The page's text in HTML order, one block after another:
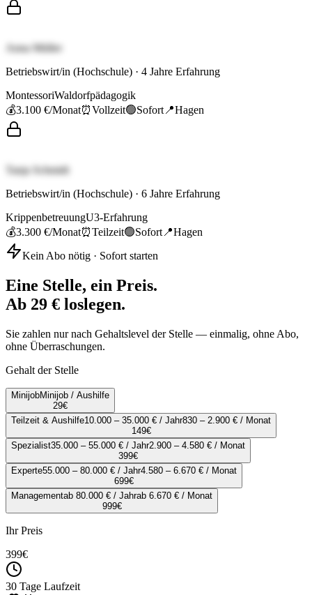
Anna Müller
Betriebswirt/in (Hochschule) · 4 Jahre Erfahrung
MontessoriWaldorfpädagogik
💰3.100 €/Monat⏰Vollzeit🟢Sofort 📍Hagen
Tanja Schmidt
Betriebswirt/in (Hochschule) · 6 Jahre Erfahrung
KrippenbetreuungU3-Erfahrung
💰3.300 €/Monat⏰Teilzeit🟢Sofort 📍Hagen
Kein Abo nötig · Sofort starten
Eine Stelle, ein Preis.
Ab 29 € loslegen.
Sie zahlen nur nach Gehaltslevel der Stelle — einmalig, ohne Abo,
ohne Überraschungen.
Gehalt der Stelle
MinijobMinijob / Aushilfe
29€
Teilzeit & Aushilfe10.000 – 35.000 € / Jahr830 – 2.900 € / Monat
149€
Spezialist35.000 – 55.000 € / Jahr2.900 – 4.580 € / Monat
399€
Experte55.000 – 80.000 € / Jahr4.580 – 6.670 € / Monat
699€
Managementab 80.000 € / Jahrab 6.670 € / Monat
999€
Ihr Preis
399€
30 Tage Laufzeit